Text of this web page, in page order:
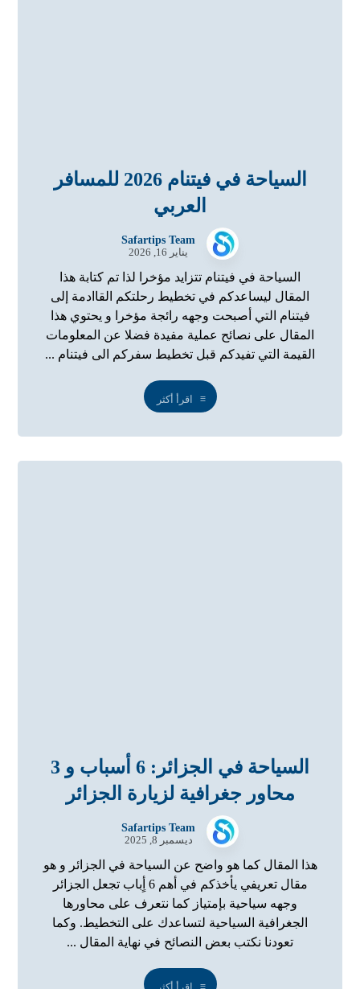
السياحة في فيتنام 2026 للمسافر
العربي
Safartips Team
يناير 16, 2026
السياحة في فيتنام تتزايد مؤخرا لذا تم كتابة هذا
المقال ليساعدكم في تخطيط رحلتكم القاادمة إلى
فيتنام التي أصبحت وجهه رائجة مؤخرا و يحتوي هذا
المقال على نصائح عملية مفيدة فضلا عن المعلومات
القيمة التي تفيدكم قبل تخطيط سفركم الى فيتنام ...
اقرأ أكثر
السياحة في الجزائر: 6 أسباب و 3
محاور جغرافية لزيارة الجزائر
Safartips Team
ديسمبر 8, 2025
هذا المقال كما هو واضح عن السياحة في الجزائر و هو
مقال تعريفي يأخذكم في أهم 6 أٍباب تجعل الجزائر
وجهه سياحية بإمتياز كما نتعرف على محاورها
الجغرافية السياحية لتساعدك على التخطيط. وكما
تعودنا نكتب بعض النصائح في نهاية المقال ...